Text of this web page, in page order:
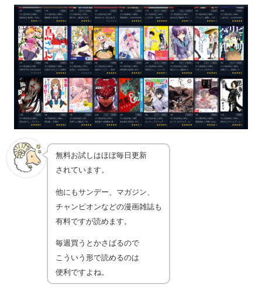
無料お試しはほぼ毎日更新
されています。
他にもサンデー、マガジン、
チャンピオンなどの漫画雑誌も
有料ですが読めます。
毎週買うとかさばるので
こういう形で読めるのは
便利ですよね。